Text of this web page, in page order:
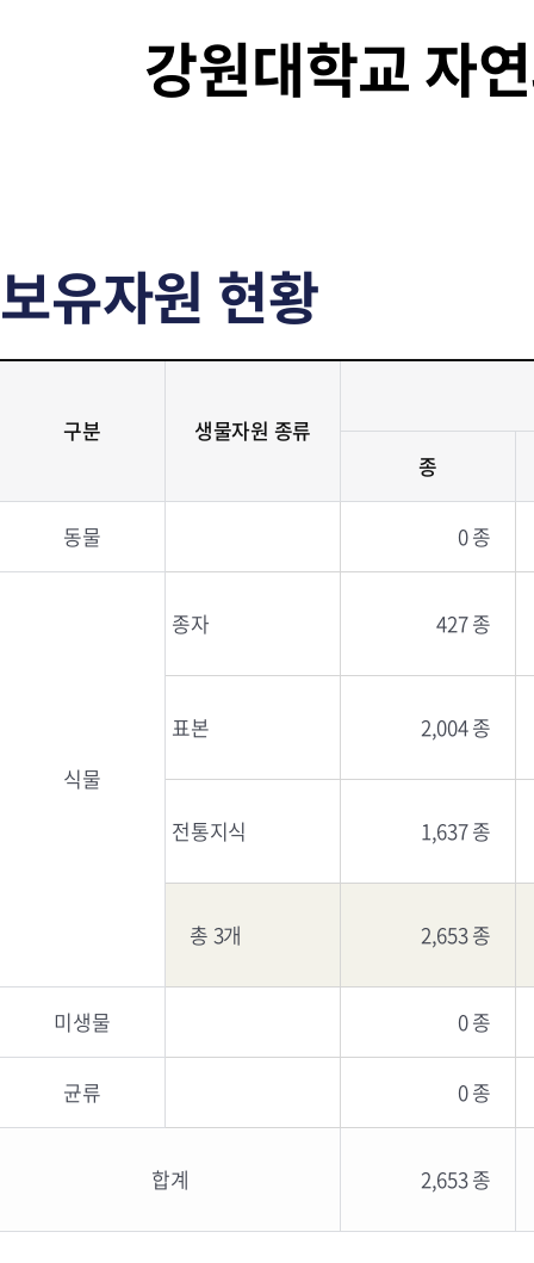
강원대학교 자
보유자원 현황
구분
생물자원 종류
종
동물 0 종
식물
종자 427 종
표본 2,004 종
전통지식 1,637 종
총 3개 2,653 종
미생물 0 종
균류 0 종
합계 2,653 종